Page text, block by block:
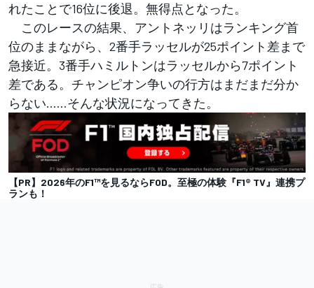
れたことで16位に後退。無得点となった。
このレースの結果、アントネッリはランキング首
位のままながら、2番手ラッセルが25ポイント差まで
急接近。3番手ハミルトンはラッセルから7ポイント
差である。チャンピオン争いの行方はまだまだ分か
らない……そんな状況になってきた。
【PR】2026年のF1™︎を見るならFOD。至極の体験『F1® TV』連携プ
ランも！